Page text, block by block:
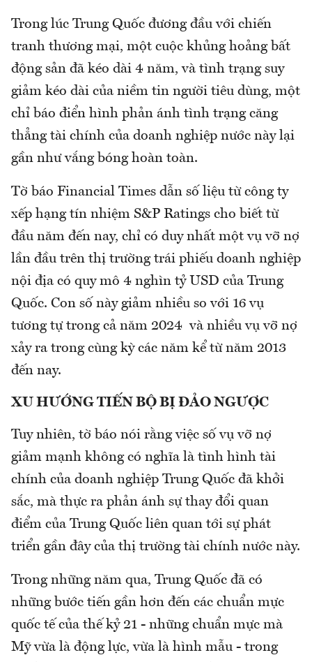
Trong lúc Trung Quốc đương đầu với chiến
tranh thương mại, một cuộc khủng hoảng bất
động sản đã kéo dài 4 năm, và tình trạng suy
giảm kéo dài của niềm tin người tiêu dùng, một
chỉ báo điển hình phản ánh tình trạng căng
thẳng tài chính của doanh nghiệp nước này lại
gần như vắng bóng hoàn toàn.
Tờ báo Financial Times dẫn số liệu từ công ty
xếp hạng tín nhiệm S&P Ratings cho biết từ
đầu năm đến nay, chỉ có duy nhất một vụ vỡ nợ
lần đầu trên thị trường trái phiếu doanh nghiệp
nội địa có quy mô 4 nghìn tỷ USD của Trung
Quốc. Con số này giảm nhiều so với 16 vụ
tương tự trong cả năm 2024 và nhiều vụ vỡ nợ
xảy ra trong cùng kỳ các năm kể từ năm 2013
đến nay.
XU HƯỚNG TIẾN BỘ BỊ ĐẢO NGƯỢC
Tuy nhiên, tờ báo nói rằng việc số vụ vỡ nợ
giảm mạnh không có nghĩa là tình hình tài
chính của doanh nghiệp Trung Quốc đã khởi
sắc, mà thực ra phản ánh sự thay đổi quan
điểm của Trung Quốc liên quan tới sự phát
triển gần đây của thị trường tài chính nước này.
Trong những năm qua, Trung Quốc đã có
những bước tiến gần hơn đến các chuẩn mực
quốc tế của thế kỷ 21 - những chuẩn mực mà
Mỹ vừa là động lực, vừa là hình mẫu - trong